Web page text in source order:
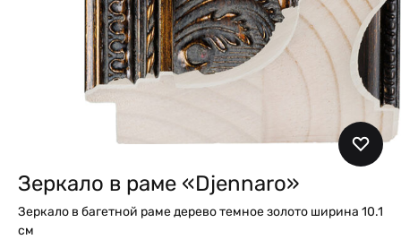
Зеркало в раме «Djennaro»
Зеркало в багетной раме дерево темное золото ширина 10.1
см